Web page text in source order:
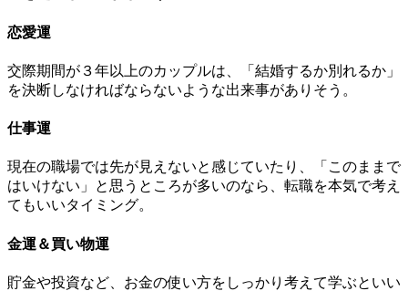
恋愛運
交際期間が３年以上のカップルは、「結婚するか別れるか」
を決断しなければならないような出来事がありそう。
仕事運
現在の職場では先が見えないと感じていたり、「このままで
はいけない」と思うところが多いのなら、転職を本気で考え
てもいいタイミング。
金運＆買い物運
貯金や投資など、お金の使い方をしっかり考えて学ぶといい